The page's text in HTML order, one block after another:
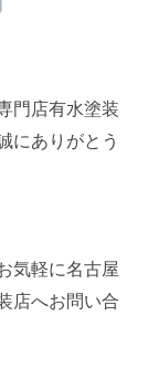
門店有水塗装
にありがとう
気軽に名古屋
店へお問い合